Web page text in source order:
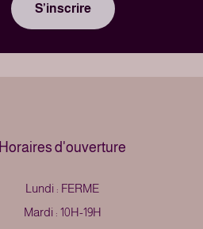
Horaires d'ouverture
Lundi : FERME
Mardi : 10H-19H